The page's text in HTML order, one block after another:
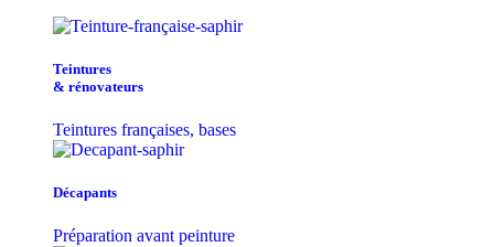
Teintu​res
& r​é​novateurs
Teintures françaises, bases
Décapants
Préparation avant peinture